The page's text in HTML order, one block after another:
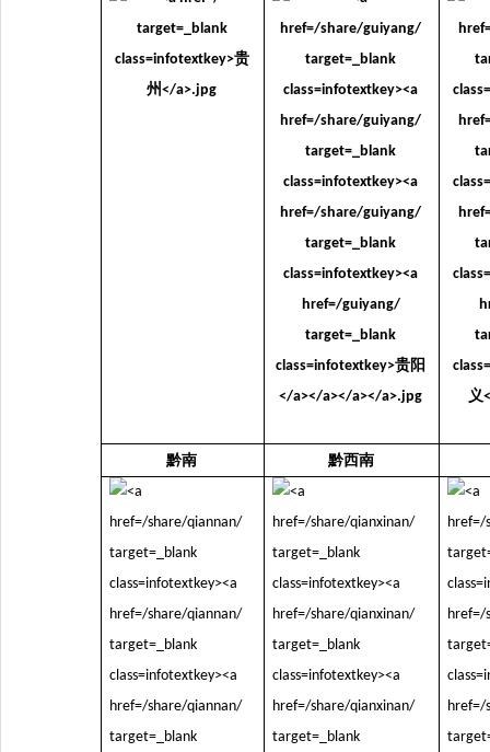
黔南 黔西南